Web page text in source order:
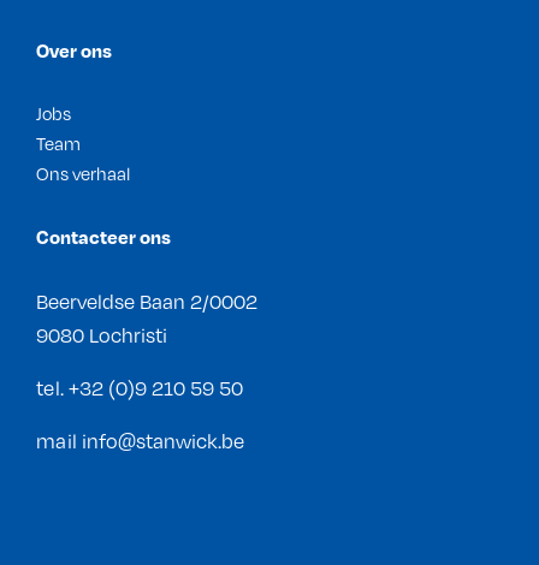
Over ons
Jobs
Team
Ons verhaal
Contacteer ons
Beerveldse Baan 2/0002
9080 Lochristi
tel.+32 (0)9 210 59 50
mail info@stanwick.be